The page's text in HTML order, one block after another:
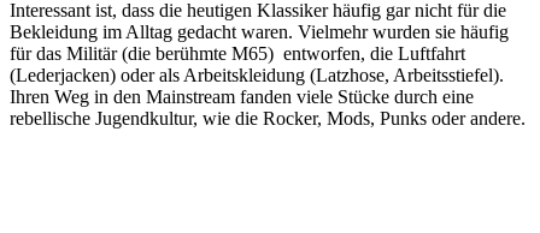
Interessant ist, dass die heutigen Klassiker häufig gar nicht für die
Bekleidung im Alltag gedacht waren. Vielmehr wurden sie häufig
für das Militär (die berühmte M65) entworfen, die Luftfahrt
(Lederjacken) oder als Arbeitskleidung (Latzhose, Arbeitsstiefel).
Ihren Weg in den Mainstream fanden viele Stücke durch eine
rebellische Jugendkultur, wie die Rocker, Mods, Punks oder andere.